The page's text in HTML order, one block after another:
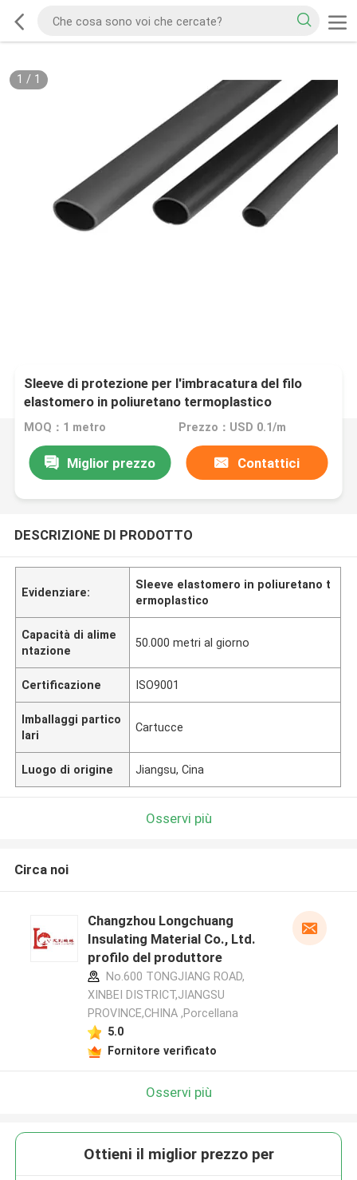
1 / 1
Sleeve di protezione per l'imbracatura del filo
elastomero in poliuretano termoplastico
MOQ：1 metro Prezzo：USD 0.1/m
Miglior prezzo Contattici
DESCRIZIONE DI PRODOTTO
Evidenziare:
Sleeve elastomero in poliuretano t
ermoplastico
Capacità di alime
ntazione
50.000 metri al giorno
Certificazione ISO9001
Imballaggi partico
lari
Cartucce
Luogo di origine Jiangsu, Cina
Osservi più
Circa noi
Changzhou Longchuang
Insulating Material Co., Ltd.
profilo del produttore
No.600 TONGJIANG ROAD,
XINBEI DISTRICT,JIANGSU
PROVINCE,CHINA ,Porcellana
5.0
Fornitore verificato
Osservi più
Ottieni il miglior prezzo per